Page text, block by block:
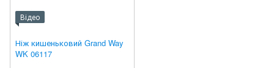
Відео
Ніж кишеньковий Grand Way
WK 06117